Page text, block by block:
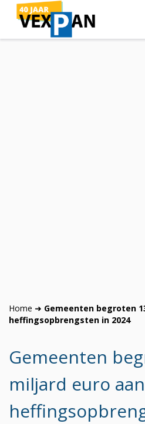
Home ➜ Gemeenten begroten
heffingsopbrengsten in 2024
Gemeenten
miljard euro aan